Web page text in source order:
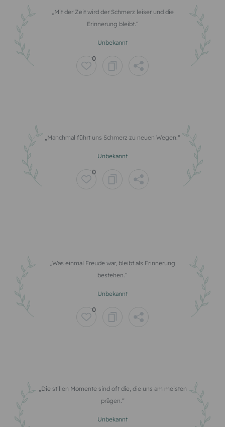
Mit der Zeit wird der Schmerz leiser und die
Erinnerung bleibt.
Unbekannt
0
Manchmal führt uns Schmerz zu neuen Wegen.
Unbekannt
0
Was einmal Freude war, bleibt als Erinnerung
bestehen.
Unbekannt
0
Die stillen Momente sind oft die, die uns am meisten
prägen.
Unbekannt